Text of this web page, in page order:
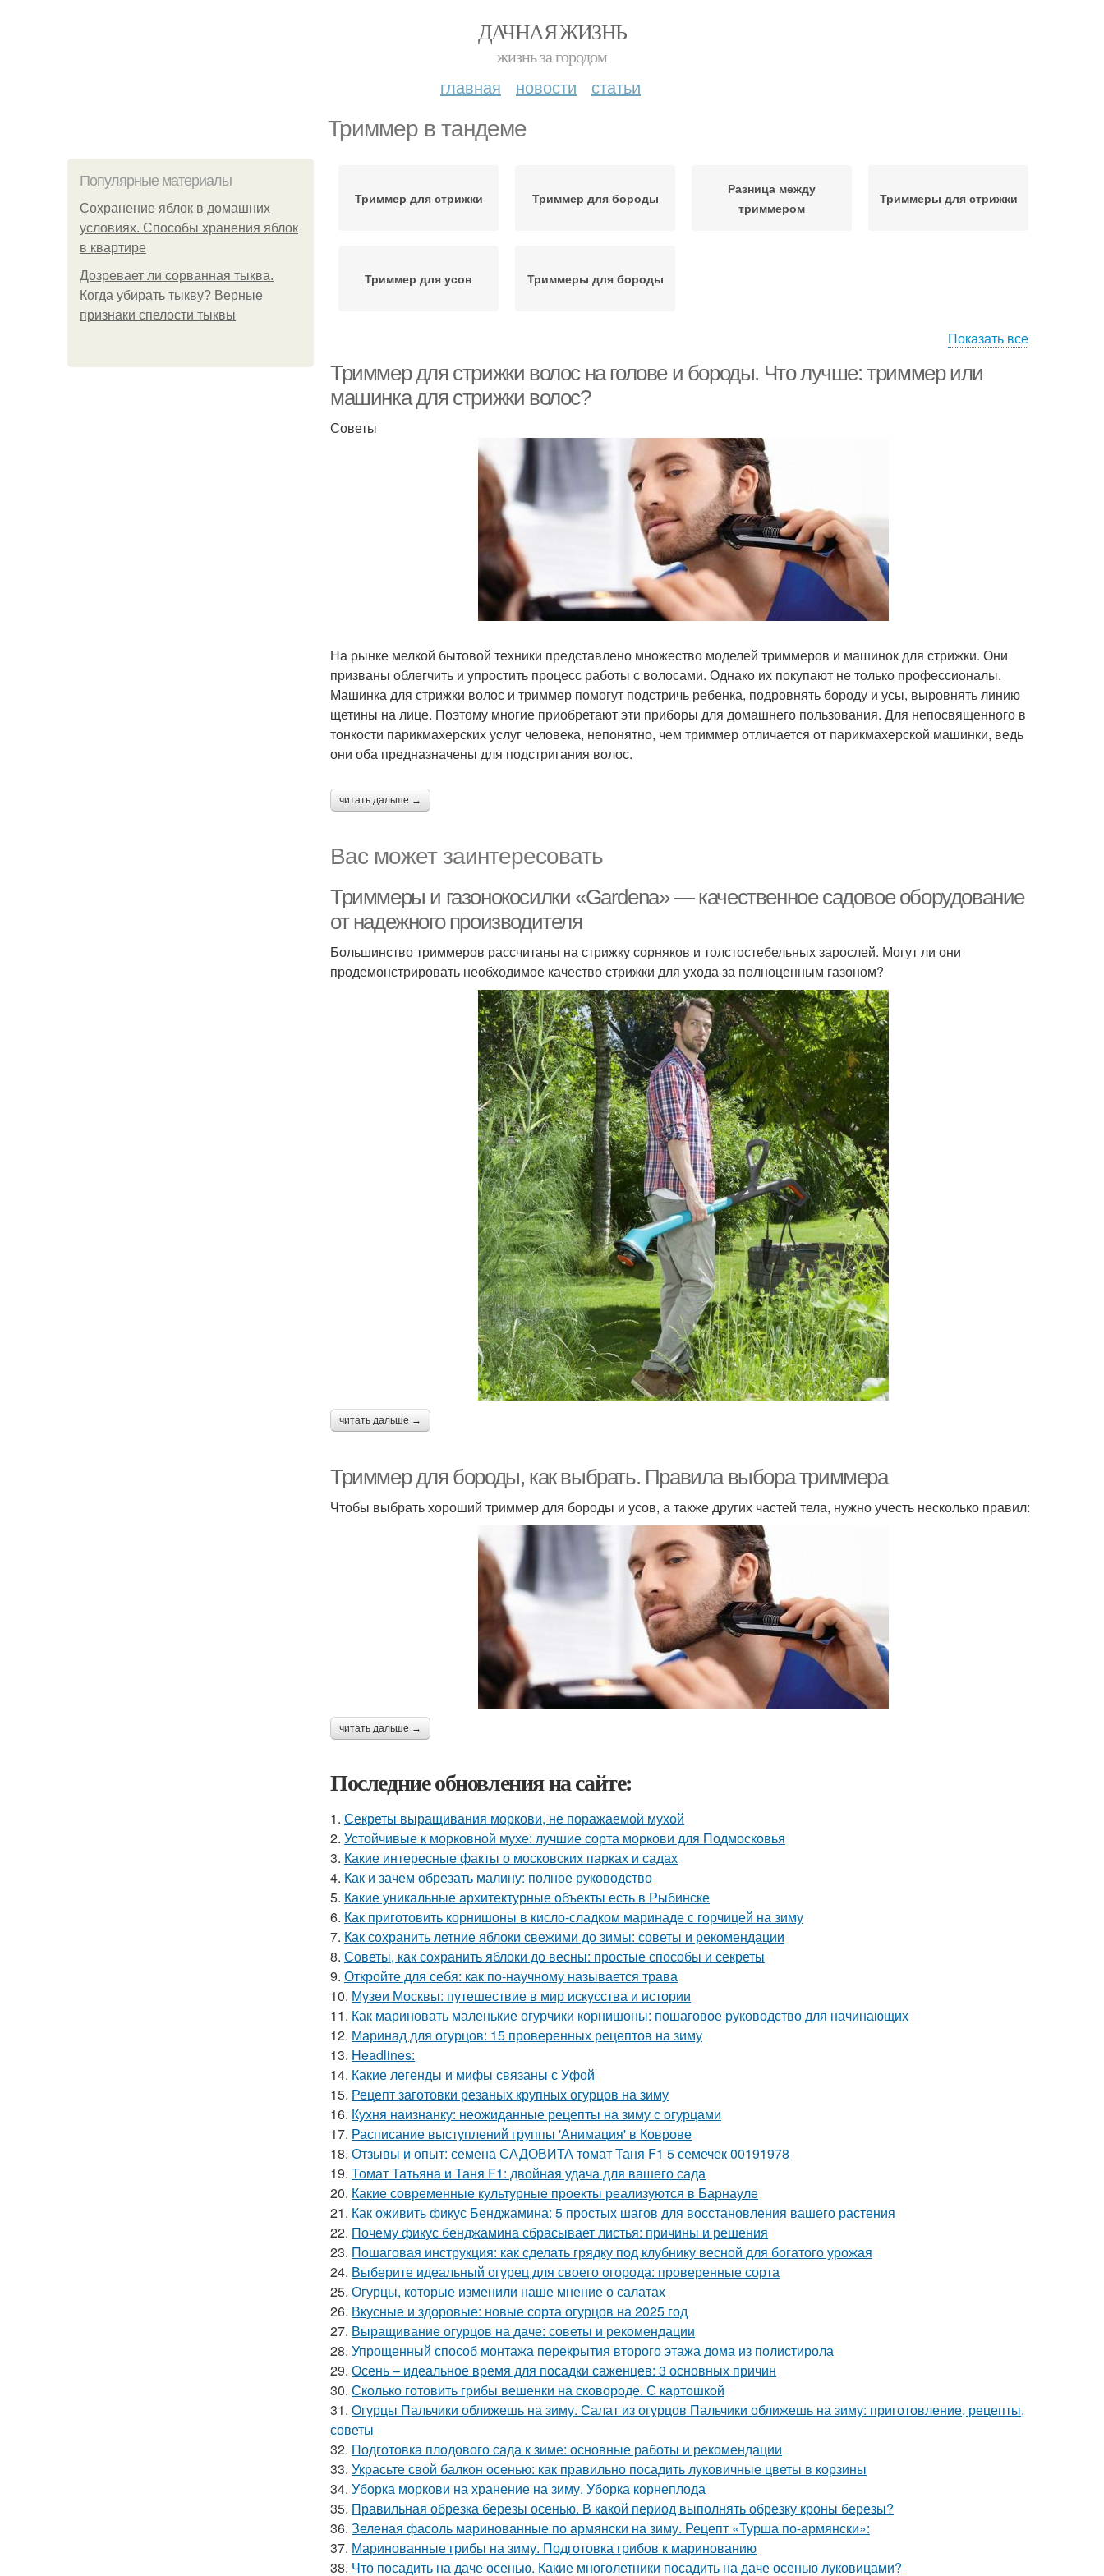
ДАЧНАЯ ЖИЗНЬ
жизнь за городом
главная новости статьи
Триммер в тандеме
Популярные материалы
Сохранение яблок в домашних
условиях. Способы хранения яблок
в квартире
Дозревает ли сорванная тыква.
Когда убирать тыкву? Верные
признаки спелости тыквы
Триммер для стрижки Триммер для бороды
Разница между
триммером
Триммеры для стрижки
Триммер для усов Триммеры для бороды
Показать все
Триммер для стрижки волос на голове и бороды. Что лучше: триммер или
машинка для стрижки волос?
Советы
На рынке мелкой бытовой техники представлено множество моделей триммеров и машинок для стрижки. Они
призваны облегчить и упростить процесс работы с волосами. Однако их покупают не только профессионалы.
Машинка для стрижки волос и триммер помогут подстричь ребенка, подровнять бороду и усы, выровнять линию
щетины на лице. Поэтому многие приобретают эти приборы для домашнего пользования. Для непосвященного в
тонкости парикмахерских услуг человека, непонятно, чем триммер отличается от парикмахерской машинки, ведь
они оба предназначены для подстригания волос.
читать дальше →
Вас может заинтересовать
Триммеры и газонокосилки «Gardena» — качественное садовое оборудование
от надежного производителя
Большинство триммеров рассчитаны на стрижку сорняков и толстостебельных зарослей. Могут ли они
продемонстрировать необходимое качество стрижки для ухода за полноценным газоном?
читать дальше →
Триммер для бороды, как выбрать. Правила выбора триммера
Чтобы выбрать хороший триммер для бороды и усов, а также других частей тела, нужно учесть несколько правил:
читать дальше →
Последние обновления на сайте:
1. Секреты выращивания моркови, не поражаемой мухой
2. Устойчивые к морковной мухе: лучшие сорта моркови для Подмосковья
3. Какие интересные факты о московских парках и садах
4. Как и зачем обрезать малину: полное руководство
5. Какие уникальные архитектурные объекты есть в Рыбинске
6. Как приготовить корнишоны в кисло-сладком маринаде с горчицей на зиму
7. Как сохранить летние яблоки свежими до зимы: советы и рекомендации
8. Советы, как сохранить яблоки до весны: простые способы и секреты
9. Откройте для себя: как по-научному называется трава
10. Музеи Москвы: путешествие в мир искусства и истории
11. Как мариновать маленькие огурчики корнишоны: пошаговое руководство для начинающих
12. Маринад для огурцов: 15 проверенных рецептов на зиму
13. Headlines:
14. Какие легенды и мифы связаны с Уфой
15. Рецепт заготовки резаных крупных огурцов на зиму
16. Кухня наизнанку: неожиданные рецепты на зиму с огурцами
17. Расписание выступлений группы 'Анимация' в Коврове
18. Отзывы и опыт: семена САДОВИТА томат Таня F1 5 семечек 00191978
19. Томат Татьяна и Таня F1: двойная удача для вашего сада
20. Какие современные культурные проекты реализуются в Барнауле
21. Как оживить фикус Бенджамина: 5 простых шагов для восстановления вашего растения
22. Почему фикус бенджамина сбрасывает листья: причины и решения
23. Пошаговая инструкция: как сделать грядку под клубнику весной для богатого урожая
24. Выберите идеальный огурец для своего огорода: проверенные сорта
25. Огурцы, которые изменили наше мнение о салатах
26. Вкусные и здоровые: новые сорта огурцов на 2025 год
27. Выращивание огурцов на даче: советы и рекомендации
28. Упрощенный способ монтажа перекрытия второго этажа дома из полистирола
29. Осень – идеальное время для посадки саженцев: 3 основных причин
30. Сколько готовить грибы вешенки на сковороде. С картошкой
31. Огурцы Пальчики оближешь на зиму. Салат из огурцов Пальчики оближешь на зиму: приготовление, рецепты,
советы
32. Подготовка плодового сада к зиме: основные работы и рекомендации
33. Украсьте свой балкон осенью: как правильно посадить луковичные цветы в корзины
34. Уборка моркови на хранение на зиму. Уборка корнеплода
35. Правильная обрезка березы осенью. В какой период выполнять обрезку кроны березы?
36. Зеленая фасоль маринованные по армянски на зиму. Рецепт «Турша по-армянски»:
37. Маринованные грибы на зиму. Подготовка грибов к маринованию
38. Что посадить на даче осенью. Какие многолетники посадить на даче осенью луковицами?